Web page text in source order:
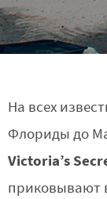
На всех
Флориды до
Victoria’s
приковывают